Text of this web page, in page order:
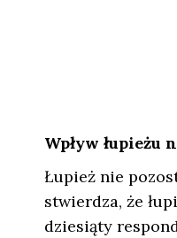
Wpływ łupieżu
Łupież nie
stwierdza, że
dziesiąty